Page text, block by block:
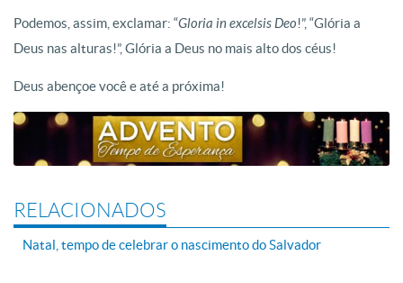
Podemos, assim, exclamar: “Gloria in excelsis Deo!”, “Glória a
Deus nas alturas!”, Glória a Deus no mais alto dos céus!
Deus abençoe você e até a próxima!
RELACIONADOS
Natal, tempo de celebrar o nascimento do Salvador